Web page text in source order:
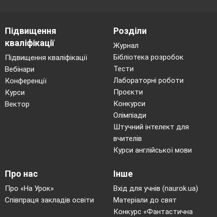
А) створення структури клітин і
В) утворення нових молекул органічних
речовин
Г) утворення енергії, яка
використовується клітиною
8.Розмістіть вуглеводи в послідовності за
кількістю атомів Карбону, які входять
до складу молекули, від найменшої до
9. Укажіть макроелементи:
А) H, O, C, N, P, S, Na
Підвищення
кваліфікації
Підвищення кваліфікації
Вебінари
Конференції
Курси
Вектор
Розділи
Журнал
Бібліотека розробок
Тести
Лабораторні роботи
Проєкти
Конкурси
Олімпіади
Штучний інтелект для
вчителів
Курси англійської мови
Про нас
Про «На Урок»
Співпраця закладів освіти
Інше
Вхід для учнів (naurok.ua)
Матеріали до свят
Конкурс «Фантастична